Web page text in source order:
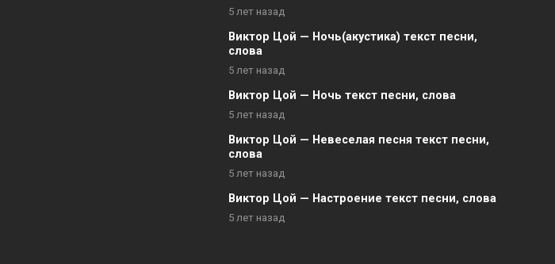
5 лет назад
Виктор Цой — Ночь(акустика) текст песни,
слова
5 лет назад
Виктор Цой — Ночь текст песни, слова
5 лет назад
Виктор Цой — Невеселая песня текст песни,
слова
5 лет назад
Виктор Цой — Настроение текст песни, слова
5 лет назад